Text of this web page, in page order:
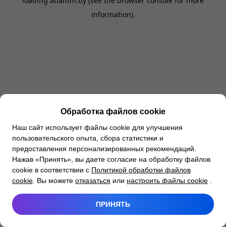
information).
Обработка файлов cookie
Наш сайт использует файлы cookie для улучшения
пользовательского опыта, сбора статистики и
предоставления персонализированных рекомендаций.
Нажав «Принять», вы даете согласие на обработку файлов
cookie в соответствии с Политикой обработки файлов
cookie . Вы можете отказаться или настроить файлы cookie
ПРИНЯТЬ